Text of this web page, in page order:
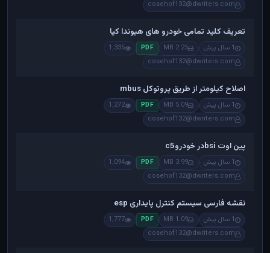
cosehof132@dwriters.com
تعریف کلید تمامی خودرو های هیوندا کیا
1 سال پیش 2.25 MB
PDF
1,335
cosehof132@dwriters.com
اصلاح کیلومتر از طریق پروتوکل mbus
1 سال پیش 5.09 MB
PDF
1,272
cosehof132@dwriters.com
پین اوت bsiدر خودروc5
1 سال پیش 3.99 MB
PDF
1,094
cosehof132@dwriters.com
نقشه فارسی سیستم کنترل پایداری esp
1 سال پیش 1.09 MB
PDF
1,777
cosehof132@dwriters.com